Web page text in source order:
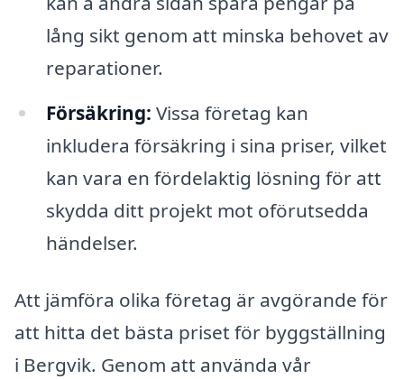
lång sikt genom att minska behovet av
reparationer.
Försäkring: Vissa företag kan
inkludera försäkring i sina priser, vilket
kan vara en fördelaktig lösning för att
skydda ditt projekt mot oförutsedda
händelser.
Att jämföra olika företag är avgörande för
att hitta det bästa priset för byggställning
i Bergvik. Genom att använda vår